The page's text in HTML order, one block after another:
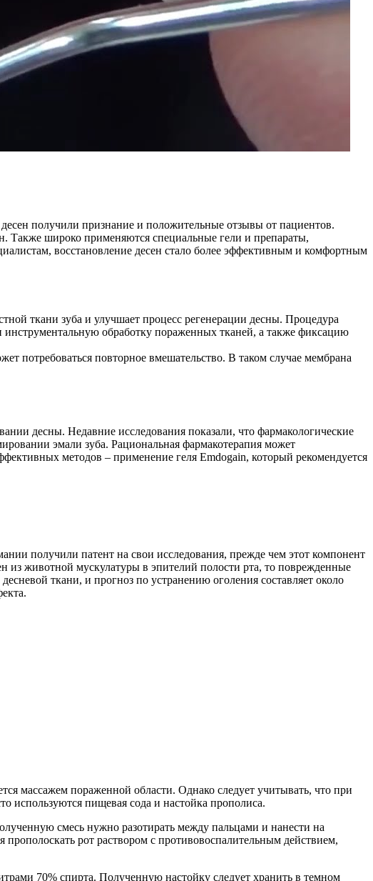
получили признание и положительные отзывы от пациентов.
Также широко применяются специальные гели и препараты,
восстановление десен стало более эффективным и комфортным
ткани зуба и улучшает процесс регенерации десны. Процедура
обработку пораженных тканей, а также фиксацию
потребоваться повторное вмешательство. В таком случае мембрана
десны. Недавние исследования показали, что фармакологические
эмали зуба. Рациональная фармакотерапия может
методов – применение геля Emdogain, который рекомендуется
получили патент на свои исследования, прежде чем этот компонент
из животной мускулатуры в эпителий полости рта, то поврежденные
ткани, и прогноз по устранению оголения составляет около
массажем пораженной области. Однако следует учитывать, что при
используются пищевая сода и настойка прополиса.
смесь нужно разотирать между пальцами и нанести на
рот раствором с противовоспалительным действием,
70% спирта. Полученную настойку следует хранить в темном